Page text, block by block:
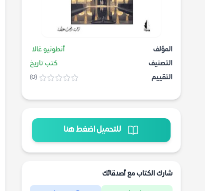
المؤلف
أنطونيو غالا
التصنيف
كتب تاريخ
التقييم
(0)
للتحميل اضغط هنا
شارك الكتاب مع أصدقائك